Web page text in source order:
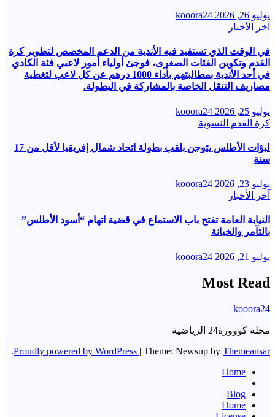
يوليو 26, 2026
kooora24
آخر الأخبار
في الوقت الذي تستفيد فيه الأندية من الدعم المخصص لتطوير كرة
القدم وتكوين الفئات الصغرى، فوجئ أولياء أمور لاعبي فئة الكادي
في أحد الأندية بمطالبتهم بأداء 1000 درهم عن كل لاعب لتغطية
مصاريف التنقل الخاصة بالمشاركة في البطولة.
يوليو 25, 2026
kooora24
كرة القدم النسوية
لبؤات الأطلس يتوجن بلقب بطولة اتحاد شمال إفريقيا لأقل من 17
سنة
يوليو 23, 2026
kooora24
آخر الأخبار
النيابة العامة تفتح باب الاستماع في قضية اتهام “أسود الأطلس”
بالتآمر والخيانة
يوليو 21, 2026 kooora24
Most Read
kooora24
مجلة كووورة24 الرياضية
Proudly powered by WordPress | Theme: Newsup by Themeansar
.
Home
Blog
Home